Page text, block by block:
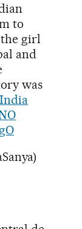
to
the girl
and
was